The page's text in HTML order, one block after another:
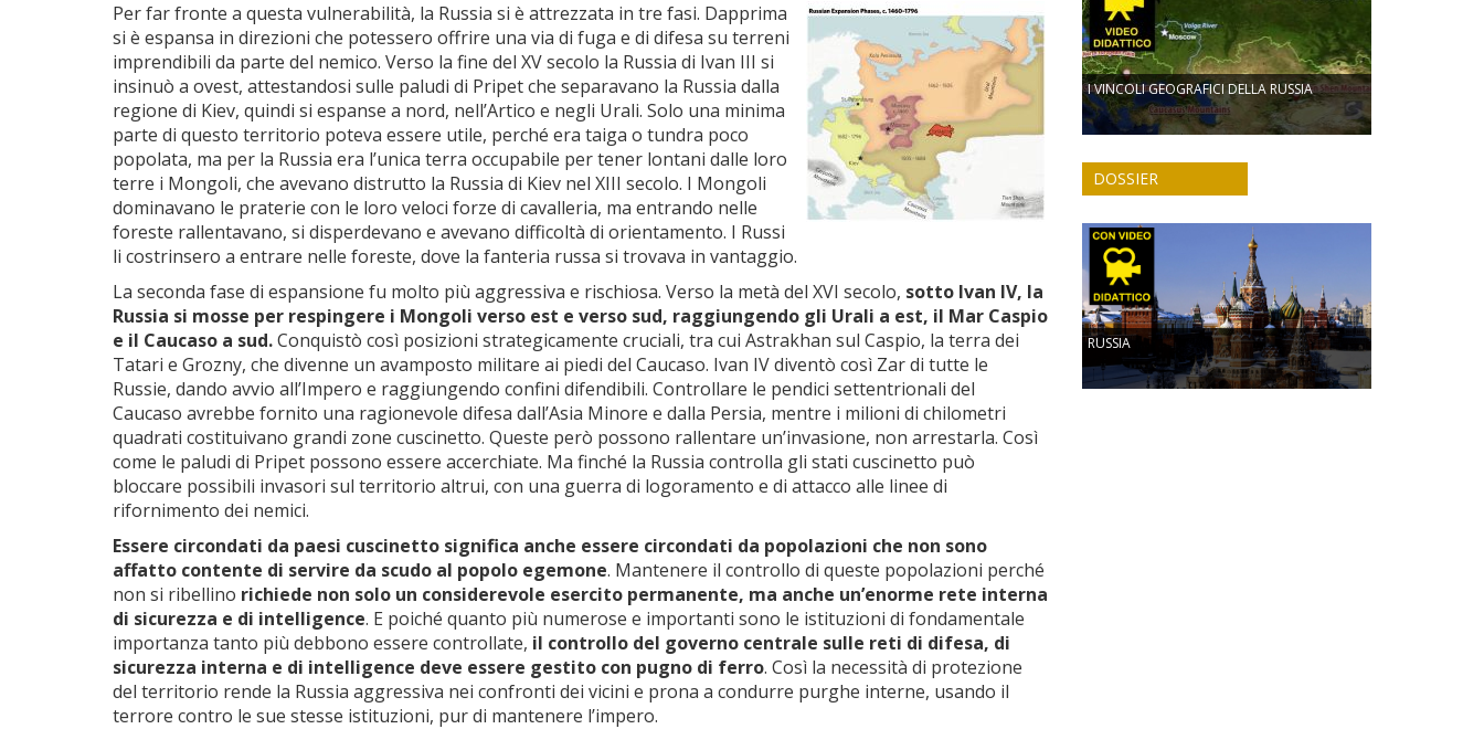
Per far fronte a questa vulnerabilità, la Russia si è attrezzata in tre fasi. Dapprima
si è espansa in direzioni che potessero offrire una via di fuga e di difesa su terreni
imprendibili da parte del nemico. Verso la fine del XV secolo la Russia di Ivan III si
insinuò a ovest, attestandosi sulle paludi di Pripet che separavano la Russia dalla
regione di Kiev, quindi si espanse a nord, nell’Artico e negli Urali. Solo una minima
parte di questo territorio poteva essere utile, perché era taiga o tundra poco
popolata, ma per la Russia era l’unica terra occupabile per tener lontani dalle loro
terre i Mongoli, che avevano distrutto la Russia di Kiev nel XIII secolo. I Mongoli
dominavano le praterie con le loro veloci forze di cavalleria, ma entrando nelle
foreste rallentavano, si disperdevano e avevano difficoltà di orientamento. I Russi
li costrinsero a entrare nelle foreste, dove la fanteria russa si trovava in vantaggio.
La seconda fase di espansione fu molto più aggressiva e rischiosa. Verso la metà del XVI secolo, sotto Ivan IV, la
Russia si mosse per respingere i Mongoli verso est e verso sud, raggiungendo gli Urali a est, il Mar Caspio
e il Caucaso a sud.Conquistò così posizioni strategicamente cruciali, tra cui Astrakhan sul Caspio, la terra dei
Tatari e Grozny, che divenne un avamposto militare ai piedi del Caucaso. Ivan IV diventò così Zar di tutte le
Russie, dando avvio all’Impero e raggiungendo confini difendibili. Controllare le pendici settentrionali del
Caucaso avrebbe fornito una ragionevole difesa dall’Asia Minore e dalla Persia, mentre i milioni di chilometri
quadrati costituivano grandi zone cuscinetto. Queste però possono rallentare un’invasione, non arrestarla. Così
come le paludi di Pripet possono essere accerchiate. Ma finché la Russia controlla gli stati cuscinetto può
bloccare possibili invasori sul territorio altrui, con una guerra di logoramento e di attacco alle linee di
rifornimento dei nemici.
Essere circondati da paesi cuscinetto significa anche essere circondati da popolazioni che non sono
affatto contente di servire da scudo al popolo egemone. Mantenere il controllo di queste popolazioni perché
non si ribellino richiede non solo un considerevole esercito permanente, ma anche un’enorme rete interna
di sicurezza e di intelligence. E poiché quanto più numerose e importanti sono le istituzioni di fondamentale
importanza tanto più debbono essere controllate, il controllo del governo centrale sulle reti di difesa, di
sicurezza interna e di intelligence deve essere gestito con pugno di ferro. Così la necessità di protezione
del territorio rende la Russia aggressiva nei confronti dei vicini e prona a condurre purghe interne, usando il
terrore contro le sue stesse istituzioni, pur di mantenere l’impero.
I VINCOLI GEOGRAFICI DELLA RUSSIA
DOSSIER
RUSSIA